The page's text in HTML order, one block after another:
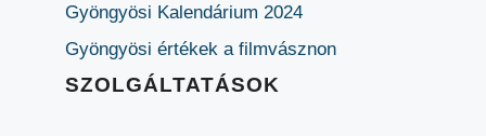
Gyöngyösi Kalendárium 2024
Gyöngyösi értékek a filmvásznon
SZOLGÁLTATÁSOK